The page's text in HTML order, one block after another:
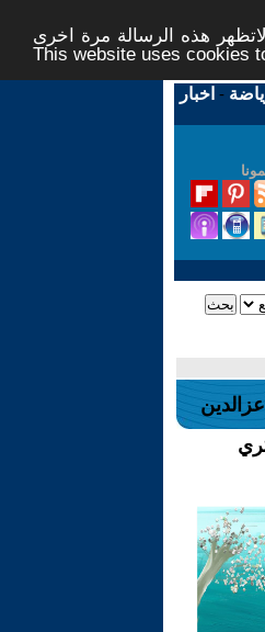
هذه الرسالة مرة اخرى -
This website uses cookies
- اخبار